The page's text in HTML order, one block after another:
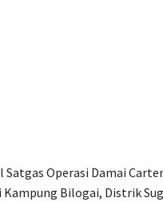
Operasi Damai
Kampung Bilogai, Distrik